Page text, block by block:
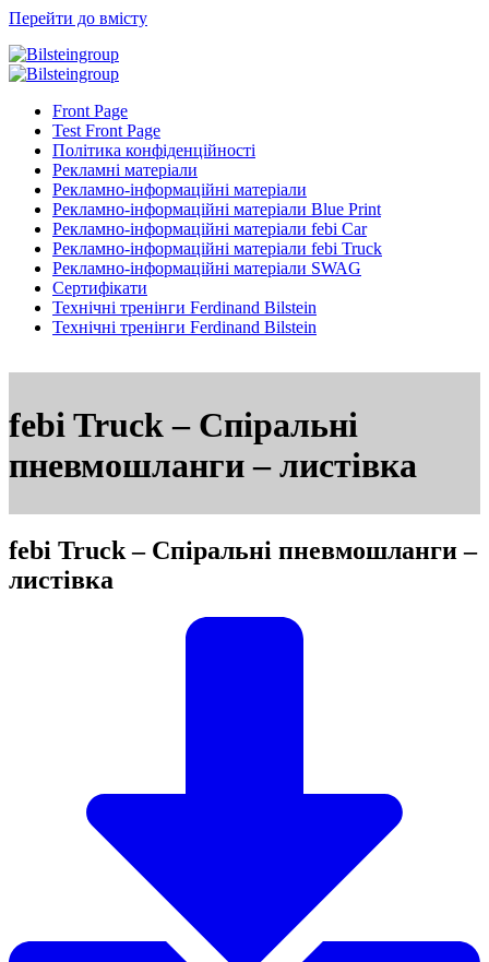
Перейти до вмісту
Front Page
Test Front Page
Політика конфіденційності
Рекламні матеріали
Рекламно-інформаційні матеріали
Рекламно-інформаційні матеріали Blue Print
Рекламно-інформаційні матеріали febi Car
Рекламно-інформаційні матеріали febi Truck
Рекламно-інформаційні матеріали SWAG
Сертифікати
Технічні тренінги Ferdinand Bilstein
Технічні тренінги Ferdinand Bilstein
febi Truck – Спіральні
пневмошланги – листівка
febi Truck – Спіральні пневмошланги –
листівка